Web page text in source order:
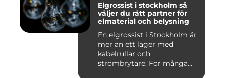
Elgrossist i stockholm så
väljer du rätt partner för
elmaterial och belysning
En elgrossist i Stockholm är
mer än ett lager med
kabelrullar och
strömbrytare. För många